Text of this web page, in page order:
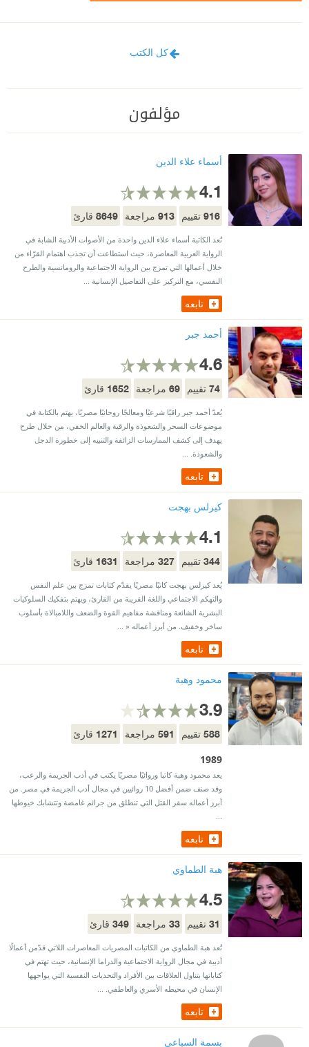
كل الكتب
مؤلفون
أسماء علاء الدين
4.1
916تقييم 913مراجعة 8649قارئ
تُعد الكاتبة أسماء علاء الدين واحدة من الأصوات الأدبية الشابة في
الرواية العربية المعاصرة، حيث استطاعت أن تجذب اهتمام القرّاء من
خلال أعمالها التي تمزج بين الرواية الاجتماعية والرومانسية والطرح
النفسي، مع التركيز على التفاصيل الإنسانية ...
تابعه
أحمد جبر
4.6
74تقييم 69مراجعة 1652 قارئ
يُعدّ أحمد جبر راقيًا شرعيًا ومعالجًا روحانيًا مصريًا، يهتم بالكتابة في
موضوعات السحر والشعوذة والرقية والعالم الخفي، من خلال طرح
يهدف إلى كشف الممارسات الزائفة والتنبيه إلى خطورة الدجل
والشعوذة. ...
تابعه
كيرلس بهجت
4.1
344تقييم 327مراجعة 1631 قارئ
يُعد كيرلس بهجت كاتبًا مصريًا يقدّم كتابات تمزج بين علم النفس
والتهكم الاجتماعي واللغة القريبة من القارئ، ويهتم بتفكيك السلوكيات
البشرية الشائعة ومناقشة مفاهيم القوة والضعف واللامبالاة بأسلوب
ساخر وخفيف. من أبرز أعماله « ...
تابعه
محمود وهبة
3.9
588تقييم 591مراجعة 1271 قارئ
1989
يعد محمود وهبة كاتبا وروائيًا مصريًا يكتب في أدب الجريمة والرعب،
وقد صنف ضمن أفضل 10 روائيين في مجال أدب الجريمة في مصر. من
أبرز أعماله سفر القتل التي تنطلق من جرائم غامضة وتتشابك خيوطها
...
تابعه
هبة الطماوي
4.5
31تقييم 33مراجعة 349قارئ
تُعد هبة الطماوي من الكاتبات المصريات المعاصرات اللاتي قدّمن أعمالًا
أدبية في مجال الرواية الاجتماعية والدراما الإنسانية، حيث تهتم في
كتاباتها بتناول العلاقات بين الأفراد والتحديات النفسية التي يواجهها
الإنسان في محيطه الأسري والعاطفي. ...
تابعه
بسمة السباعي